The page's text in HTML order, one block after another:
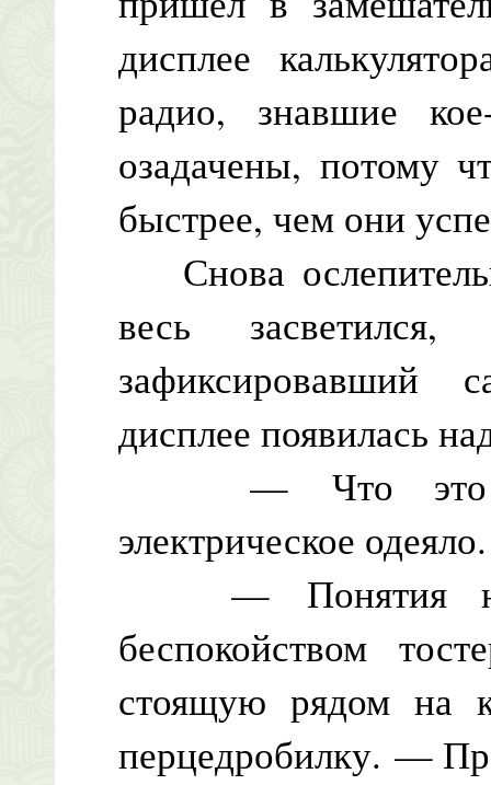
дисплее
радио, знавшие
озадачены, потому
быстрее, чем они
Снова
весь
дисплее появилась
— Что это
электрическое одеяло.
— Понятия не
беспокойством
стоящую рядом на
перцедробилку. —